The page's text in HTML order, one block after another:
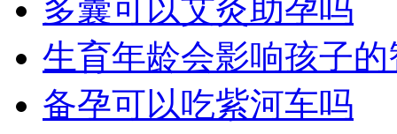
多囊可以艾灸助孕吗
生育年龄会影响孩子的
备孕可以吃紫河车吗